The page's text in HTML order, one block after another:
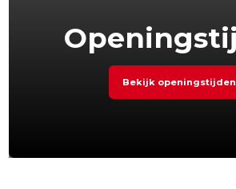
Bekijk openingstijden